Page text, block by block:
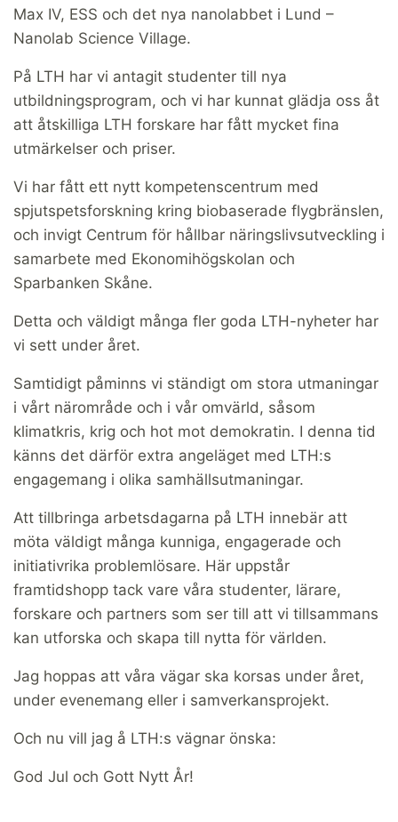
Max IV, ESS och det nya nanolabbet i Lund –
Nanolab Science Village.
På LTH har vi antagit studenter till nya
utbildningsprogram, och vi har kunnat glädja oss åt
att åtskilliga LTH forskare har fått mycket fina
utmärkelser och priser.
Vi har fått ett nytt kompetenscentrum med
spjutspetsforskning kring biobaserade flygbränslen,
och invigt Centrum för hållbar näringslivsutveckling i
samarbete med Ekonomihögskolan och
Sparbanken Skåne.
Detta och väldigt många fler goda LTH-nyheter har
vi sett under året.
Samtidigt påminns vi ständigt om stora utmaningar
i vårt närområde och i vår omvärld, såsom
klimatkris, krig och hot mot demokratin. I denna tid
känns det därför extra angeläget med LTH:s
engagemang i olika samhällsutmaningar.
Att tillbringa arbetsdagarna på LTH innebär att
möta väldigt många kunniga, engagerade och
initiativrika problemlösare. Här uppstår
framtidshopp tack vare våra studenter, lärare,
forskare och partners som ser till att vi tillsammans
kan utforska och skapa till nytta för världen.
Jag hoppas att våra vägar ska korsas under året,
under evenemang eller i samverkansprojekt.
Och nu vill jag å LTH:s vägnar önska:
God Jul och Gott Nytt År!